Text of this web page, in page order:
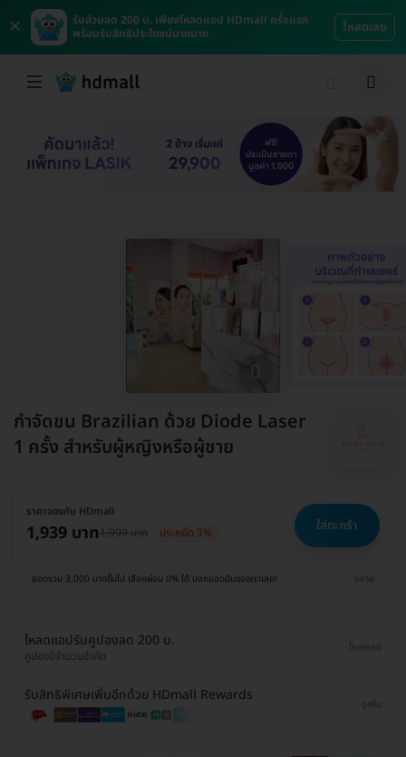
×
รับส่วนลด 200 บ. เพียงโหลดแอป HDmall ครั้งแรก
พร้อมรับสิทธิประโยชน์มากมาย
โหลดเลย
กำจัดขน Brazilian ด้วย Diode Laser
1 ครั้ง สำหรับผู้หญิงหรือผู้ชาย
ราคาจองกับ HDmall
1,939 บาท1,999 บาท ประหยัด 3% ใส่ตะกร้า
ยอดรวม 3,000 บาทขึ้นไป เลือกผ่อน 0% ได้ บอกแอดมินของเราเลย! ขยาย
โหลดแอปรับคูปองลด 200 บ.
คูปองมีจำนวนจำกัด
โหลดเลย
รับสิทธิพิเศษเพิ่มอีกด้วย HDmall Rewards
ดูเพิ่ม